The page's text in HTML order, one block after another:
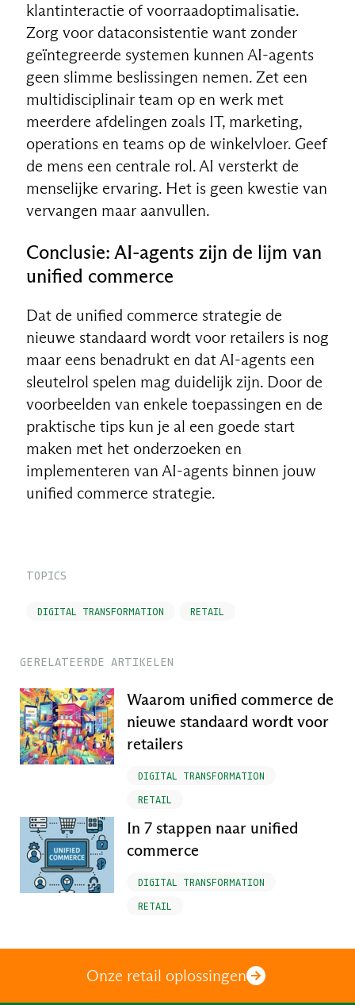
klantinteractie of voorraadoptimalisatie.
Zorg voor dataconsistentie want zonder
geïntegreerde systemen kunnen AI-agents
geen slimme beslissingen nemen. Zet een
multidisciplinair team op en werk met
meerdere afdelingen zoals IT, marketing,
operations en teams op de winkelvloer. Geef
de mens een centrale rol. AI versterkt de
menselijke ervaring. Het is geen kwestie van
vervangen maar aanvullen.
Conclusie: AI-agents zijn de lijm van
unified commerce
Dat de unified commerce strategie de
nieuwe standaard wordt voor retailers is nog
maar eens benadrukt en dat AI-agents een
sleutelrol spelen mag duidelijk zijn. Door de
voorbeelden van enkele toepassingen en de
praktische tips kun je al een goede start
maken met het onderzoeken en
implementeren van AI-agents binnen jouw
unified commerce strategie.
TOPICS
DIGITAL TRANSFORMATION RETAIL
GERELATEERDE ARTIKELEN
Waarom unified commerce de
nieuwe standaard wordt voor
retailers
DIGITAL TRANSFORMATION
RETAIL
In 7 stappen naar unified
commerce
DIGITAL TRANSFORMATION
RETAIL
Onze retail oplossingen